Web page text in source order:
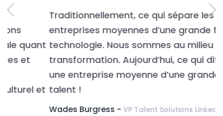
Traditionnellement, ce qui sépare les
entreprises moyennes d’une grande fut la
technologie. Nous sommes au milieu de la
transformation. Aujourd’hui, ce qui différencie
une entreprise moyenne d’une grande c’est le
talent !
Wades Burgress -VP Talent Solutions LinkedIn.